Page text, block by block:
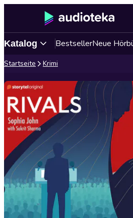
Katalog BestsellerNeue
Startseite Krimi